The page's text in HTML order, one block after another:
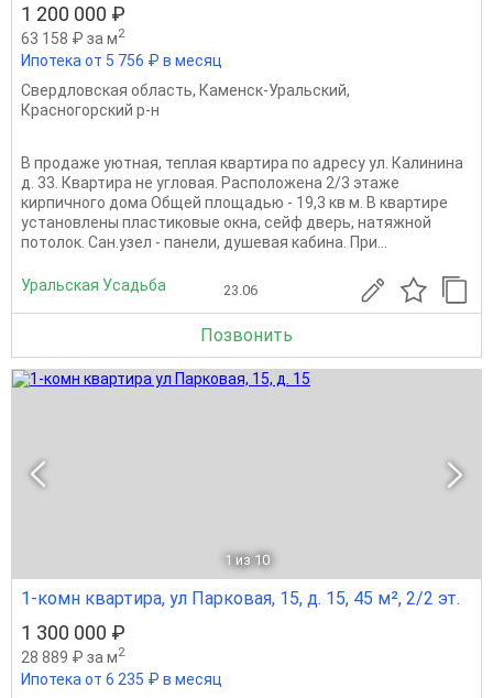
1 200 000 ₽
63 158 ₽ за м2
Ипотека от 5 756 ₽ в месяц
Свердловская область, Каменск-Уральский,
Красногорский р-н
В продаже уютная, теплая квартира по адресу ул. Калинина
д. 33. Квартира не угловая. Расположена 2/3 этаже
кирпичного дома Общей площадью - 19,3 кв м. В квартире
установлены пластиковые окна, сейф дверь, натяжной
потолок. Сан.узел - панели, душевая кабина. При...
Уральская Усадьба 23.06
Позвонить
1 из 10
1-комн квартира, ул Парковая, 15, д. 15, 45 м², 2/2 эт.
1 300 000 ₽
28 889 ₽ за м2
Ипотека от 6 235 ₽ в месяц